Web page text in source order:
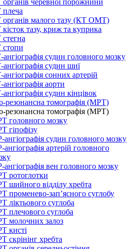
черевної порожнини
малого тазу (КТ ОМТ)
тазу, криж та куприка
судин головного мозку
судин шиї
сонних артерій
аорти
судин кінцівок
резонансна томографія (МРТ)
резонансна томографія (МРТ)
головного мозку
гіпофізу
судин головного мозку
артерій головного
вен головного мозку
ротоглотки
шийного відділу хребта
променево-зап’ясного суглобу
ліктьового суглоба
плечового суглоба
молочних залоз
кисті
скрінінг хребта